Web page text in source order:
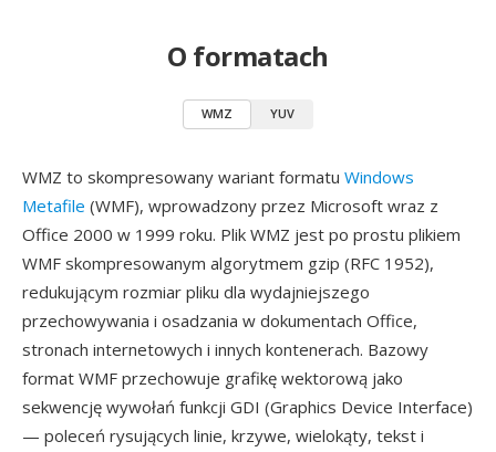
O formatach
WMZ YUV
WMZ to skompresowany wariant formatu Windows
Metafile (WMF), wprowadzony przez Microsoft wraz z
Office 2000 w 1999 roku. Plik WMZ jest po prostu plikiem
WMF skompresowanym algorytmem gzip (RFC 1952),
redukującym rozmiar pliku dla wydajniejszego
przechowywania i osadzania w dokumentach Office,
stronach internetowych i innych kontenerach. Bazowy
format WMF przechowuje grafikę wektorową jako
sekwencję wywołań funkcji GDI (Graphics Device Interface)
— poleceń rysujących linie, krzywe, wielokąty, tekst i